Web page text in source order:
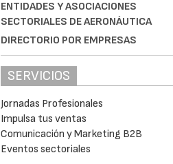
ENTIDADES Y ASOCIACIONES
SECTORIALES DE AERONÁUTICA
DIRECTORIO POR EMPRESAS
SERVICIOS
Jornadas Profesionales
Impulsa tus ventas
Comunicación y Marketing B2B
Eventos sectoriales